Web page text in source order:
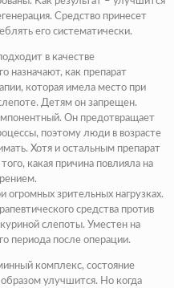
Средство принесет
его систематически.
в качестве
назначают, как препарат
которая имела место при
Детям он запрещен.
Он предотвращает
поэтому люди в возрасте
Хотя и остальным препарат
какая причина повлияла на
зрительных нагрузках.
средства против
слепоты. Уместен на
периода после операции.
комплекс, состояние
улучшится. Но когда